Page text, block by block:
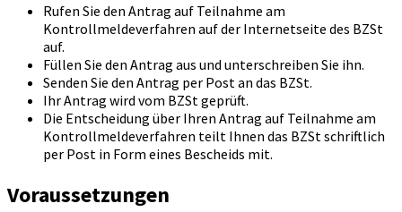
Rufen Sie den Antrag auf Teilnahme am
Kontrollmeldeverfahren auf der Internetseite des BZSt
auf.
Füllen Sie den Antrag aus und unterschreiben Sie ihn.
Senden Sie den Antrag per Post an das BZSt.
Ihr Antrag wird vom BZSt geprüft.
Die Entscheidung über Ihren Antrag auf Teilnahme am
Kontrollmeldeverfahren teilt Ihnen das BZSt schriftlich
per Post in Form eines Bescheids mit.
Voraussetzungen